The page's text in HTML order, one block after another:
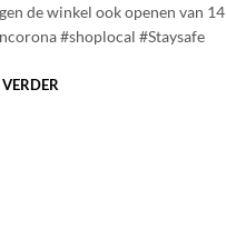
de winkel ook openen van 14
#shoplocal #Staysafe
VERDER